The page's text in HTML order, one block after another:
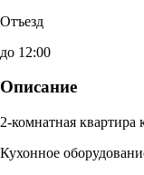
Отъезд
до 12:00
Описание
2-комнатная квартира
Кухонное